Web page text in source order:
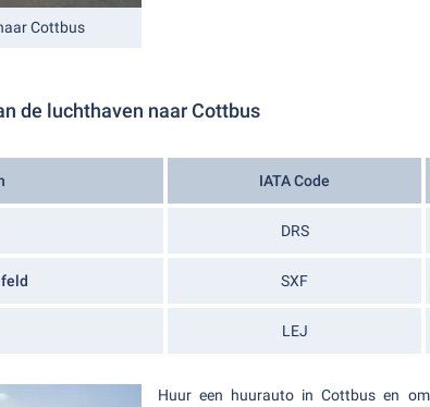
Cottbus
de luchthaven naar Cottbus
IATA Code
DRS
SXF
LEJ
Huur een huurauto in Cottbus en